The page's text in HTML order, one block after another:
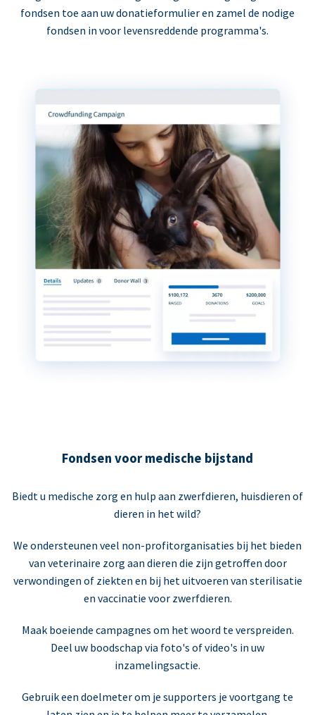
fondsen toe aan uw donatieformulier en zamel de nodige
fondsen in voor levensreddende programma's.
Fondsen voor medische bijstand
Biedt u medische zorg en hulp aan zwerfdieren, huisdieren of
dieren in het wild?
We ondersteunen veel non-profitorganisaties bij het bieden
van veterinaire zorg aan dieren die zijn getroffen door
verwondingen of ziekten en bij het uitvoeren van sterilisatie
en vaccinatie voor zwerfdieren.
Maak boeiende campagnes om het woord te verspreiden.
Deel uw boodschap via foto's of video's in uw
inzamelingsactie.
Gebruik een doelmeter om je supporters je voortgang te